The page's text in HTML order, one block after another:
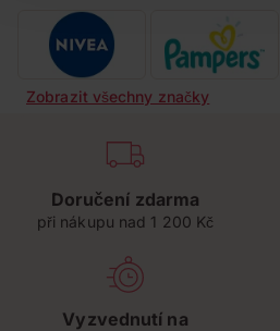
Zobrazit všechny značky
Doručení zdarma
při nákupu nad 1 200 Kč
Vyzvednutí na